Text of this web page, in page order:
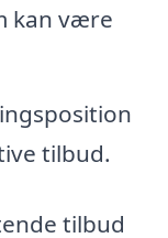
kan være
tilbud.
tilbud